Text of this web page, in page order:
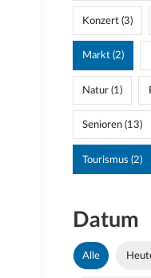
Konzert (3)
Markt (2)
Natur (1)
Senioren (13)
Tourismus (2)
Datum
Alle